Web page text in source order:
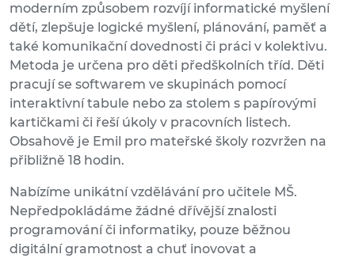
moderním způsobem rozvíjí informatické myšlení
dětí, zlepšuje logické myšlení, plánování, paměť a
také komunikační dovednosti či práci v kolektivu.
Metoda je určena pro děti předškolních tříd. Děti
pracují se softwarem ve skupinách pomocí
interaktivní tabule nebo za stolem s papírovými
kartičkami či řeší úkoly v pracovních listech.
Obsahově je Emil pro mateřské školy rozvržen na
přibližně 18 hodin.
Nabízíme unikátní vzdělávání pro učitele MŠ.
Nepředpokládáme žádné dřívější znalosti
programování či informatiky, pouze běžnou
digitální gramotnost a chuť inovovat a